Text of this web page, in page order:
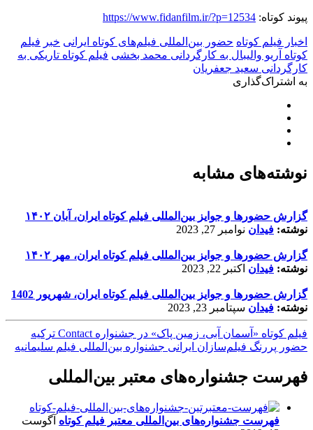
پیوند کوتاه: https://www.fidanfilm.ir/?p=12534
اخبار فیلم کوتاه حضور بین‌المللی فیلم‌های کوتاه ایرانی خبر فیلم
کوتاه آریو والیبال به کارگردانی محمد بخشی فیلم کوتاه تاریکی به
کارگردانی سعید جعفریان
به اشتراک‌گذاری
نوشته‌های مشابه
گزارش حضورها و جوایز بین‌المللی فیلم کوتاه ایران، آبان ۱۴۰۲
نوشته: فیدان نوامبر 27, 2023
گزارش حضورها و جوایز بین‌المللی فیلم کوتاه ایران، مهر ۱۴۰۲
نوشته: فیدان اکتبر 22, 2023
گزارش حضورها و جوایز بین‌المللی فیلم کوتاه ایران، شهریور 1402
نوشته: فیدان سپتامبر 23, 2023
فیلم کوتاه «آسمان آبی، زمین پاک» در جشنواره Contact ترکیه
حضور پررنگ فیلم‌سازان ایرانی جشنواره بین‌المللی فیلم سلیمانیه
فهرست جشنواره‌های معتبر بین‌المللی
فهرست جشنواره‌های بین‌المللی معتبر فیلم کوتاه آگوست